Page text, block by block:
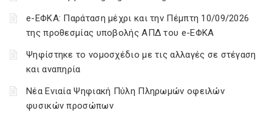
e-ΕΦΚΑ: Παράταση μέχρι και την Πέμπτη 10/09/2026
της προθεσμίας υποβολής ΑΠΔ του e-ΕΦΚΑ
Ψηφίστηκε το νομοσχέδιο με τις αλλαγές σε στέγαση
και αναπηρία
Νέα Ενιαία Ψηφιακή Πύλη Πληρωμών οφειλών
φυσικών προσώπων